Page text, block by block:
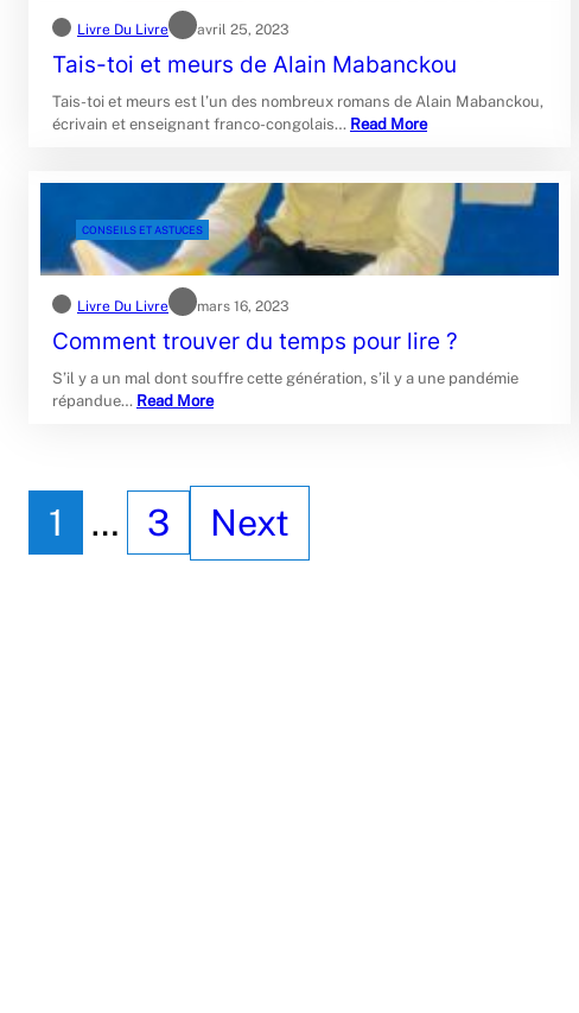
Livre Du Livre avril 25, 2023
Tais-toi et meurs de Alain Mabanckou
Tais-toi et meurs est l’un des nombreux romans de Alain Mabanckou,
écrivain et enseignant franco-congolais… Read More
CONSEILS ET ASTUCES
Livre Du Livre mars 16, 2023
Comment trouver du temps pour lire ?
S’il y a un mal dont souffre cette génération, s’il y a une pandémie
répandue… Read More
1 … 3 Next